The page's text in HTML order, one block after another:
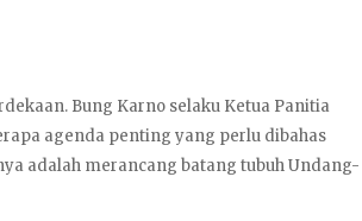
Bung Karno selaku Ketua Panitia
agenda penting yang perlu dibahas
adalah merancang batang tubuh Undang-